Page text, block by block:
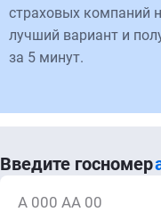
страховых компаний
лучший вариант и
за 5 минут.
Введите госномер
А 000 АА 00